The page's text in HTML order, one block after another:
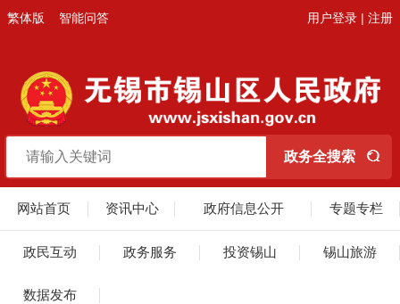
繁体版 智能问答 用户登录 | 注册
网站首页 资讯中心 政府信息公开 专题专栏
政民互动 政务服务 投资锡山 锡山旅游
数据发布